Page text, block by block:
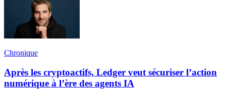
Chronique
Après les cryptoactifs, Ledger veut sécuriser l’action
numérique à l’ère des agents IA